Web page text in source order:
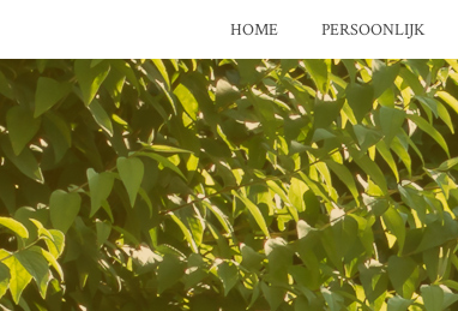
HOME PERSOONLIJK